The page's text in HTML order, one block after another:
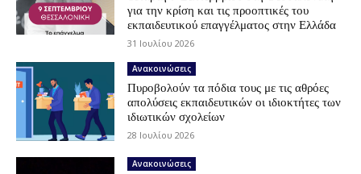
για την κρίση και τις προοπτικές του
εκπαιδευτικού επαγγέλματος στην Ελλάδα
31 Ιουλίου 2026
Ανακοινώσεις
Πυροβολούν τα πόδια τους με τις αθρόες
απολύσεις εκπαιδευτικών οι ιδιοκτήτες των
ιδιωτικών σχολείων
28 Ιουλίου 2026
Ανακοινώσεις